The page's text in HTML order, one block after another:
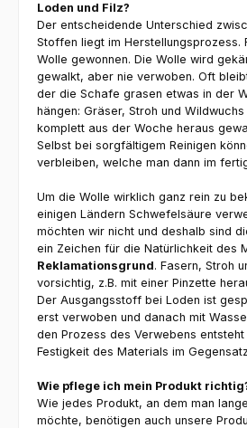
Loden und Filz?
Der entscheidende Unterschied
Stoffen liegt im Herstellungsprozess.
Wolle gewonnen. Die Wolle wird
gewalkt, aber nie verwoben. Oft
der die Schafe grasen etwas in der
hängen: Gräser, Stroh und
komplett aus der Woche heraus
Selbst bei sorgfältigem Reinigen
verbleiben, welche man dann im
Um die Wolle wirklich ganz rein zu
einigen Ländern Schwefelsäure
möchten wir nicht und deshalb sind
ein Zeichen für die Natürlichkeit des
Reklamationsgrund. Fasern, Stroh
vorsichtig, z.B. mit einer Pinzette
Der Ausgangsstoff bei Loden ist
erst verwoben und danach mit
den Prozess des Verwebens
Festigkeit des Materials im
Wie pflege ich mein Produkt
Wie jedes Produkt, an dem man
möchte, benötigen auch unsere